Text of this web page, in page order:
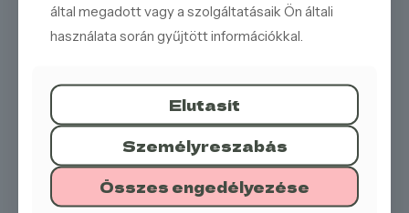
által megadott vagy a szolgáltatásaik Ön általi
használata során gyűjtött információkkal.
Elutasít
Személyreszabás
Összes engedélyezése